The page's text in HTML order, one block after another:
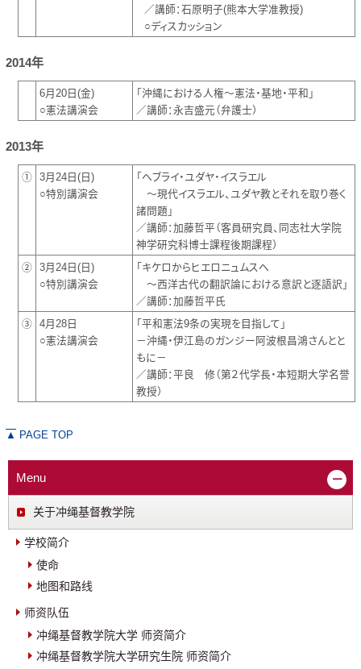
／講師：石原明子(熊本大学准教授)
○ディスカッション
2014年
6月20日(金)
○憲法講演会
「沖縄における人権～憲法・基地・平和」
／講師：永吉盛元（弁護士）
2013年
① 3月24日(日)
○特別講演会
「ヘブライ・ユダヤ・イスラエル
～現代イスラエル、ユダヤ教とそれを取り巻く
諸問題」
／講師：加藤哲平（客員研究員、同志社大学院
神学研究科博士課程後期課程）
② 3月24日(日)
○特別講演会
「キケロからヒエロニュムスへ
～西洋古代の翻訳論における意訳と逐語訳」
／講師：加藤哲平氏
③ 4月28日
○憲法講演会
「平和憲法9条の実現を目指して」
－沖縄・伊江島のガンジー阿波根昌鴻さんとと
もに－
／講師：平良 修（第２代学長・本短期大学名誉
教授）
▲ PAGE TOP
Menu
关于冲绳基督教学院
学校简介
使命
地图和路线
师资队伍
冲绳基督教学院大学 师资简介
冲绳基督教学院大学研究生院 师资简介